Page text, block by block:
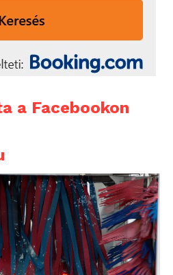
a Facebookon